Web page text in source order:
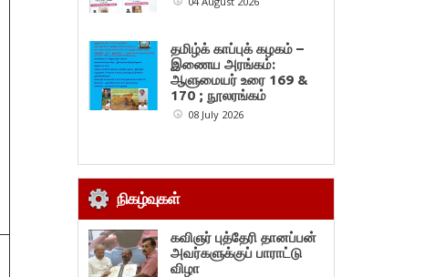
தமிழ்க் காப்புக் கழகம் –
இணைய அரங்கம்:
ஆளுமையர் உரை 169 &
170 ; நூலரங்கம்
08 July 2026
நிகழ்வுகள்
கவிஞர் புத்தேரி தானப்பன்
அவர்களுக்குப் பாராட்டு
விழா